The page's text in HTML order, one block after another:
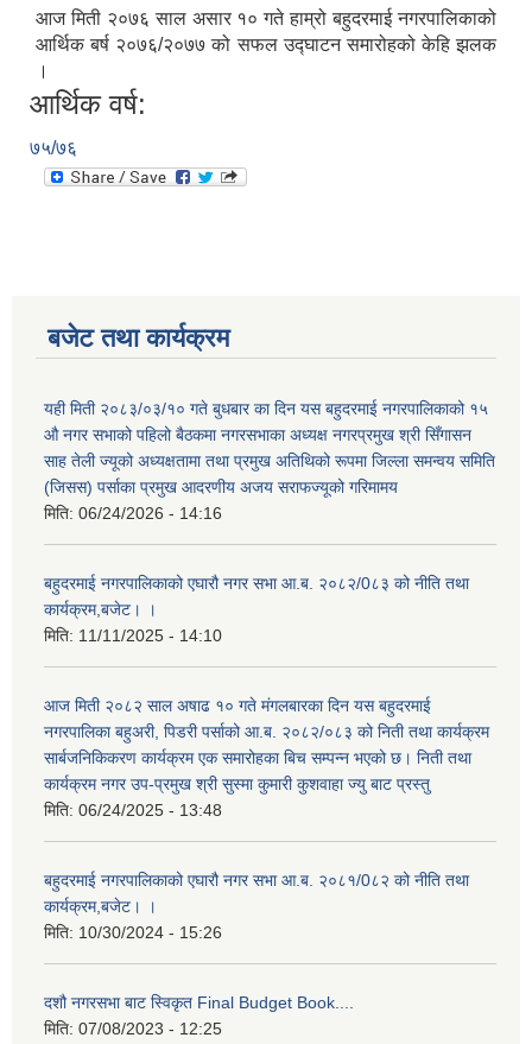
आज मिती २०७६ साल असार १० गते हाम्रो बहुदरमाई नगरपालिकाको
आर्थिक बर्ष २०७६/२०७७ को सफल उद्घाटन समारोहको केहि झलक
।
आर्थिक वर्ष:
७५/७६
बजेट तथा कार्यक्रम
यही मिती २०८३/०३/१० गते बुधबार का दिन यस बहुदरमाई नगरपालिकाको १५
औ नगर सभाको पहिलो बैठकमा नगरसभाका अध्यक्ष नगरप्रमुख श्री सिँगासन
साह तेली ज्यूको अध्यक्षतामा तथा प्रमुख अतिथिको रूपमा जिल्ला समन्वय समिति
(जिसस) पर्साका प्रमुख आदरणीय अजय सराफज्यूको गरिमामय
मिति: 06/24/2026 - 14:16
बहुदरमाई नगरपालिकाको एघारौ नगर सभा आ.ब. २०८२/0८३ को नीति तथा
कार्यक्रम,बजेट। ।
मिति: 11/11/2025 - 14:10
आज मिती २०८२ साल अषाढ १० गते मंगलबारका दिन यस बहुदरमाई
नगरपालिका बहुअरी, पिडरी पर्साको आ.ब. २०८२/०८३ को निती तथा कार्यक्रम
सार्बजनिकिकरण कार्यक्रम एक समारोहका बिच सम्पन्न भएको छ। निती तथा
कार्यक्रम नगर उप-प्रमुख श्री सुस्मा कुमारी कुशवाहा ज्यु बाट प्रस्तु
मिति: 06/24/2025 - 13:48
बहुदरमाई नगरपालिकाको एघारौ नगर सभा आ.ब. २०८१/0८२ को नीति तथा
कार्यक्रम,बजेट। ।
मिति: 10/30/2024 - 15:26
दशौ नगरसभा बाट स्विकृत Final Budget Book....
मिति: 07/08/2023 - 12:25